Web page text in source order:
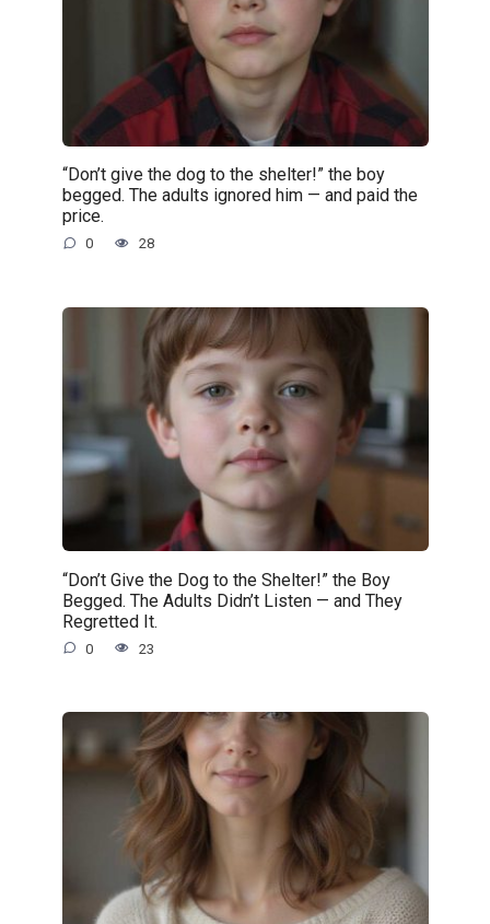
“Don’t give the dog to the shelter!” the boy
begged. The adults ignored him — and paid the
price.
0 28
“Don’t Give the Dog to the Shelter!” the Boy
Begged. The Adults Didn’t Listen — and They
Regretted It.
0 23